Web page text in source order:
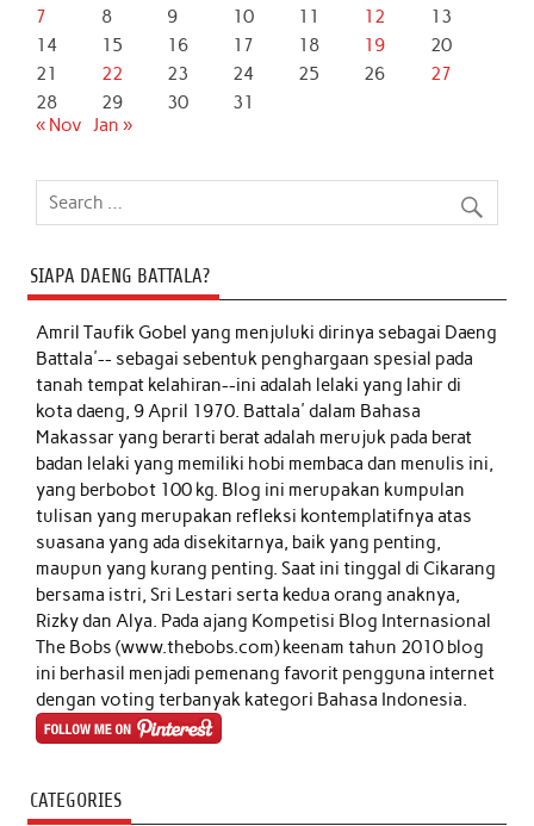
7 8 9 10 11 12
13
14
15 16 17 18 19
20
21
22 23 24 25 26
27
28
29 30
31
« Nov Jan »
SIAPA DAENG BATTALA?
Amril Taufik Gobelyang menjuluki dirinya sebagai Daeng
Battala'-- sebagai sebentuk penghargaan spesial pada
tanah tempat kelahiran--ini adalah lelaki yang lahir di
kota daeng, 9 April 1970. Battala' dalam Bahasa
Makassar yang berarti berat adalah merujuk pada berat
badan lelaki yang memiliki hobi membaca dan menulis ini,
yang berbobot 100 kg. Blog ini merupakan kumpulan
tulisan yang merupakan refleksi kontemplatifnya atas
suasana yang ada disekitarnya, baik yang penting,
maupun yang kurang penting. Saat ini tinggal di Cikarang
bersama istri, Sri Lestari serta kedua orang anaknya,
Rizky dan Alya. Pada ajang Kompetisi Blog Internasional
The Bobs (www.thebobs.com) keenam tahun 2010 blog
ini berhasil menjadi pemenang favorit pengguna internet
dengan voting terbanyak kategori Bahasa Indonesia.
CATEGORIES